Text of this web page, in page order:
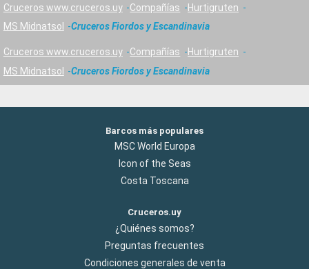
Cruceros www.cruceros.uy Compañías
Hurtigruten
MS Midnatsol
Cruceros Fiordos y Escandinavia
Cruceros www.cruceros.uy Compañías
Hurtigruten
MS Midnatsol
Cruceros Fiordos y Escandinavia
Barcos más populares
MSC World Europa
Icon of the Seas
Costa Toscana
Cruceros.uy
¿Quiénes somos?
Preguntas frecuentes
Condiciones generales de venta